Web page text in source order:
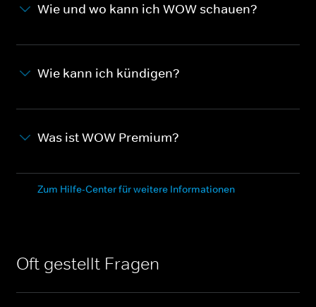
Wie und wo kann ich WOW schauen?
Wie kann ich kündigen?
Was ist WOW Premium?
Zum Hilfe-Center für weitere Informationen
Oft gestellt Fragen